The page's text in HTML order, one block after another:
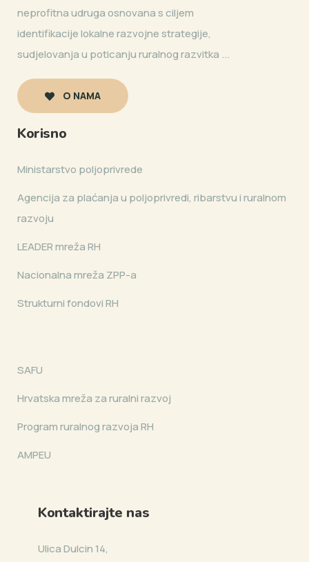
neprofitna udruga osnovana s ciljem
identifikacije lokalne razvojne strategije,
sudjelovanja u poticanju ruralnog razvitka ...
O NAMA
Korisno
Ministarstvo poljoprivrede
Agencija za plaćanja u poljoprivredi, ribarstvu i ruralnom
razvoju
LEADER mreža RH
Nacionalna mreža ZPP-a
Strukturni fondovi RH
SAFU
Hrvatska mreža za ruralni razvoj
Program ruralnog razvoja RH
AMPEU
Kontaktirajte nas
Ulica Dulcin 14,